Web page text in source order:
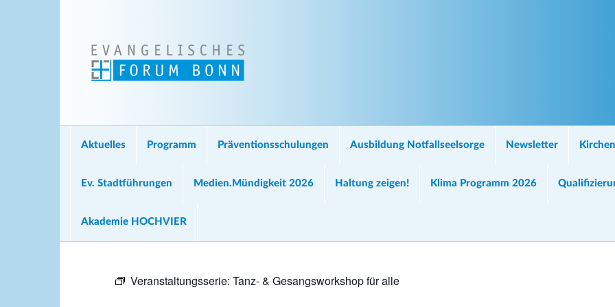
Aktuelles Programm Präventionsschulungen Ausbildung Notfallseelsorge Newsletter
Ev. Stadtführungen Medien.Mündigkeit 2026 Haltung zeigen! Klima Programm 2026
Akademie HOCHVIER
Veranstaltungsserie: Tanz- & Gesangsworkshop für alle